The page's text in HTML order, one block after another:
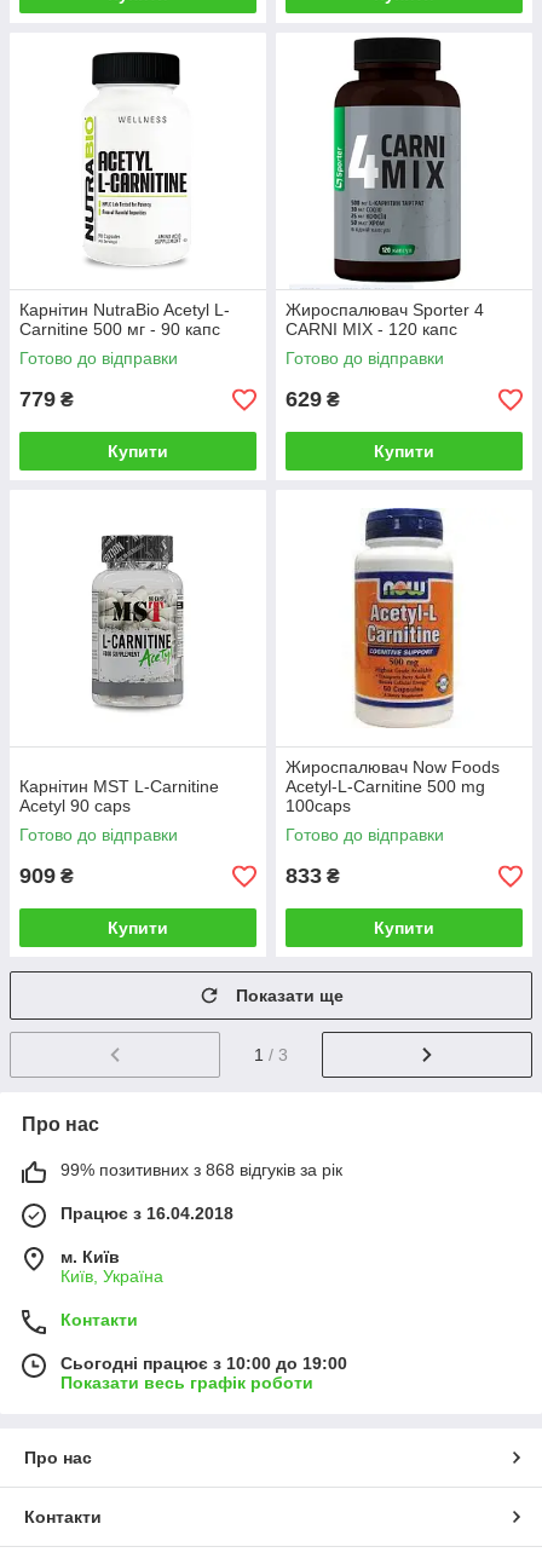
Карнітин NutraBio Acetyl L-
Carnitine 500 мг - 90 капс
Готово до відправки
779 ₴
Купити
Жироспалювач Sporter 4
CARNI MIX - 120 капс
Готово до відправки
629 ₴
Купити
Карнітин MST L-Carnitine
Acetyl 90 caps
Готово до відправки
909 ₴
Купити
Жироспалювач Now Foods
Acetyl-L-Carnitine 500 mg
100caps
Готово до відправки
833 ₴
Купити
Показати ще
1 / 3
Про нас
99% позитивних з 868 відгуків за рік
Працює з 16.04.2018
м. Київ
Київ, Україна
Контакти
Сьогодні працює з 10:00 до 19:00
Показати весь графік роботи
Про нас
Контакти